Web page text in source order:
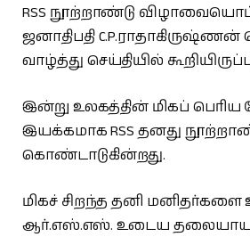
RSS நூற்றாண்டு
ஜனாதிபதி
வாழ்த்து செய்தியில்
இன்று உலகத்தின் மிகப் பெரிய
இயக்கமாக RSS தனது
கொண்டாடுகின்றது.
மிகச் சிறந்த தனி மனிதர்களை
ஆர்.எஸ்.எஸ். உடைய